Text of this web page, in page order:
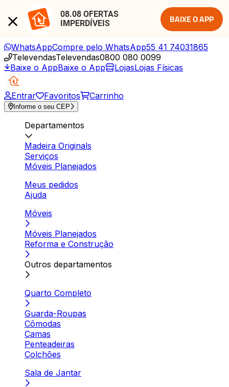
08.08 OFERTAS
IMPERDÍVEIS
BAIXE O APP
WhatsAppCompre pelo WhatsApp55 41 74031865
TelevendasTelevendas0800 080 0099
Baixe o AppBaixe o App LojasLojas Físicas
Entrar Favoritos Carrinho
Informe o seu CEP
Departamentos
Madeira Originals
Serviços
Móveis Planejados
Meus pedidos
Ajuda
Móveis
Móveis Planejados
Reforma e Construção
Outros departamentos
Quarto Completo
Guarda-Roupas
Cômodas
Camas
Penteadeiras
Colchões
Sala de Jantar